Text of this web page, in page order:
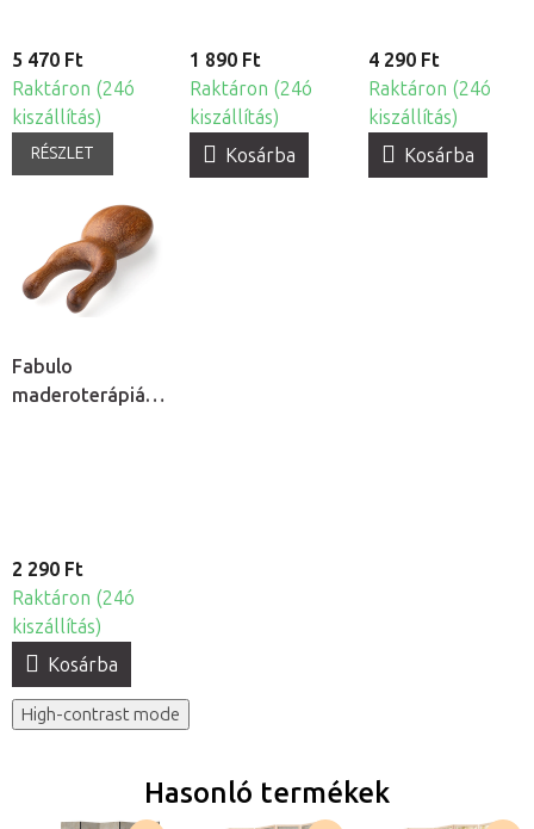
5 470 Ft
Raktáron (24ó
kiszállítás)
RÉSZLET
1 890 Ft
Raktáron (24ó
kiszállítás)
Kosárba
4 290 Ft
Raktáron (24ó
kiszállítás)
Kosárba
Fabulo
maderoterápiás
2 290 Ft
Raktáron (24ó
kiszállítás)
Kosárba
High-contrast mode
Hasonló termékek